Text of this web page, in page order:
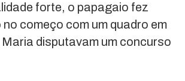
forte, o papagaio fez
começo com um quadro em
Maria disputavam um concurso